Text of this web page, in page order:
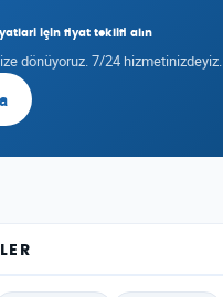
için fiyat teklifi alın
dönüyoruz. 7/24 hizmetinizdeyiz.